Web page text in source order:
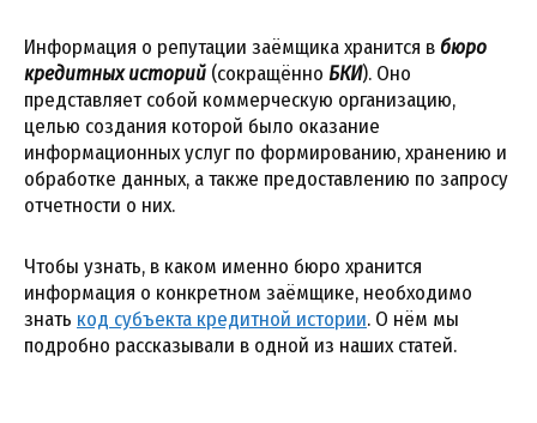
Информация о репутации заёмщика хранится в бюро
кредитных историй (сокращённо БКИ). Оно
представляет собой коммерческую организацию,
целью создания которой было оказание
информационных услуг по формированию, хранению и
обработке данных, а также предоставлению по запросу
отчетности о них.
Чтобы узнать, в каком именно бюро хранится
информация о конкретном заёмщике, необходимо
знать код субъекта кредитной истории. О нём мы
подробно рассказывали в одной из наших статей.